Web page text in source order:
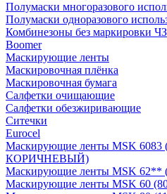
Полумаски многоразового
Полумаски одноразового
Комбинезоны без маркировки ЧЗ
Boomer
Маскирующие ленты
Маскировочная плёнка
Маскировочная бумага
Салфетки очищающие
Салфетки обезжиривающие
Ситечки
Euroсel
Маскирующие ленты MSK 6083
КОРИЧНЕВЫЙ)
Маскирующие ленты MSK 62**
Маскирующие ленты MSK 60